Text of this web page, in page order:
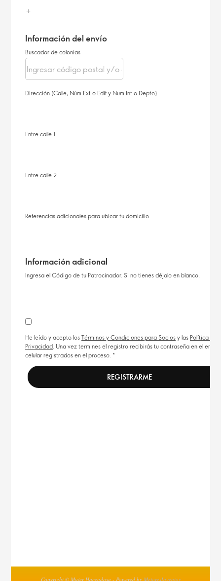
Copyright © Mujer Hacendosa - Powered by MejoresInventos